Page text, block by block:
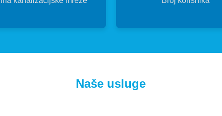
Naše usluge